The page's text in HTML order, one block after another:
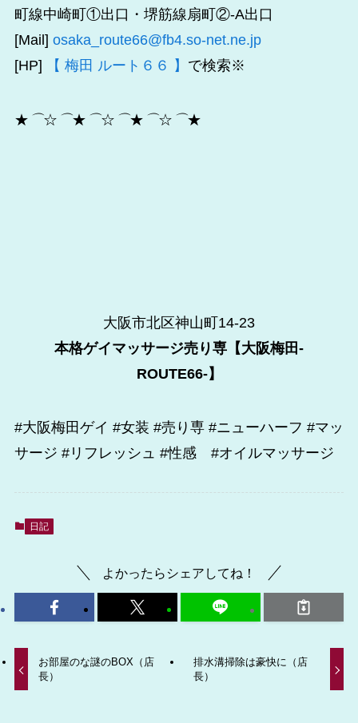
町線中崎町①出口・堺筋線扇町②-A出口
[Mail] osaka_route66@fb4.so-net.ne.jp
[HP]
【 梅田 ルート６６ 】 で検索※
★ ⌒☆ ⌒★ ⌒☆ ⌒★ ⌒☆ ⌒★
大阪市北区神山町14-23
本格ゲイマッサージ売り専【大阪梅田-
ROUTE66-】
#大阪梅田ゲイ #女装 #売り専 #ニューハーフ #マッ
サージ #リフレッシュ #性感 #オイルマッサージ
日記
よかったらシェアしてね！
お部屋のな謎のBOX（店
長）
排水溝掃除は豪快に（店
長）